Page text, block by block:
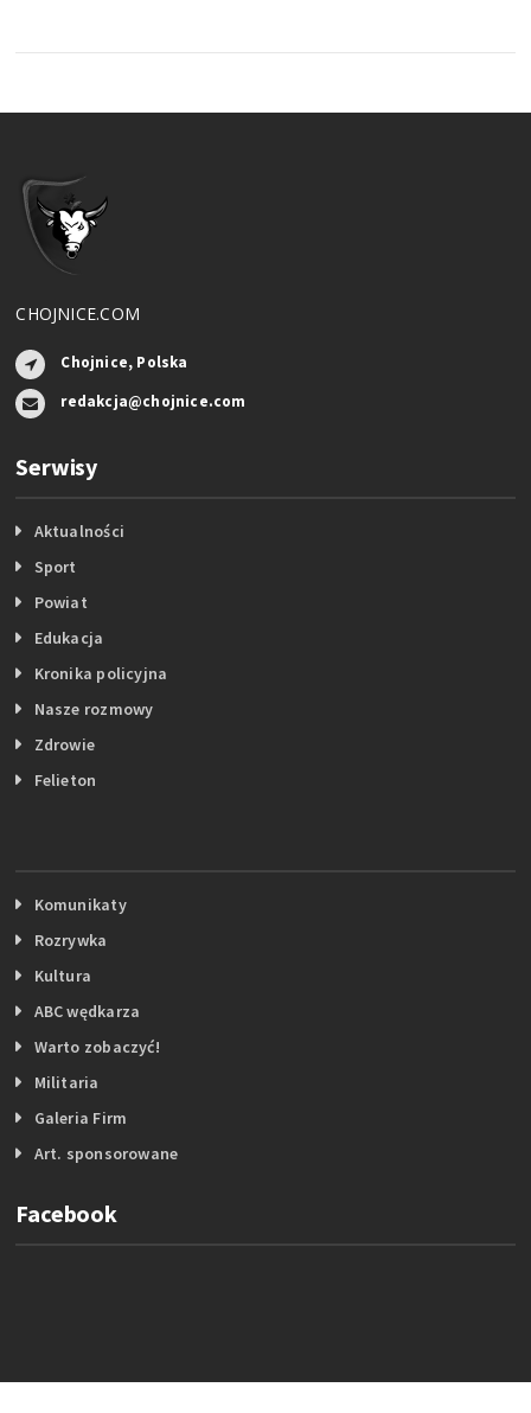
CHOJNICE.COM
Chojnice, Polska
redakcja@chojnice.com
Serwisy
Aktualności
Sport
Powiat
Edukacja
Kronika policyjna
Nasze rozmowy
Zdrowie
Felieton
Komunikaty
Rozrywka
Kultura
ABC wędkarza
Warto zobaczyć!
Militaria
Galeria Firm
Art. sponsorowane
Facebook